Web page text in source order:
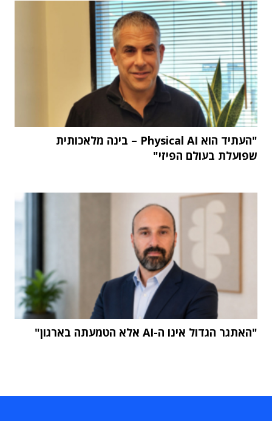
"העתיד הוא Physical AI – בינה מלאכותית
שפועלת בעולם הפיזי"
"האתגר הגדול אינו ה-AI אלא הטמעתה בארגון"